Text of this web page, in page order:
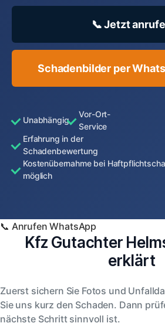
📞 Jetzt
Schadenbilder per
Unabhängig
Vor-Ort-
Service
Erfahrung in der
Schadenbewertung
Kostenübernahme bei
möglich
📞 Anrufen WhatsApp
Kfz Gutachter
erklärt
Zuerst sichern Sie Fotos und
Sie uns kurz den Schaden. Dann
nächste Schritt sinnvoll ist.